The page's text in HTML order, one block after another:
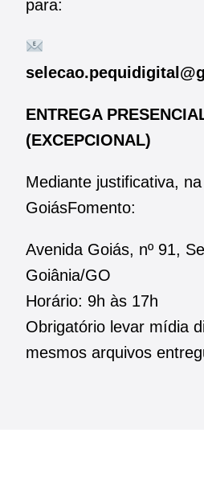
para:
ENTREGA
(EXCEPCIONAL)
Mediante justificativa,
GoiásFomento:
Avenida Goiás, nº 91,
Goiânia/GO
Horário: 9h às 17h
Obrigatório levar mídia
mesmos arquivos